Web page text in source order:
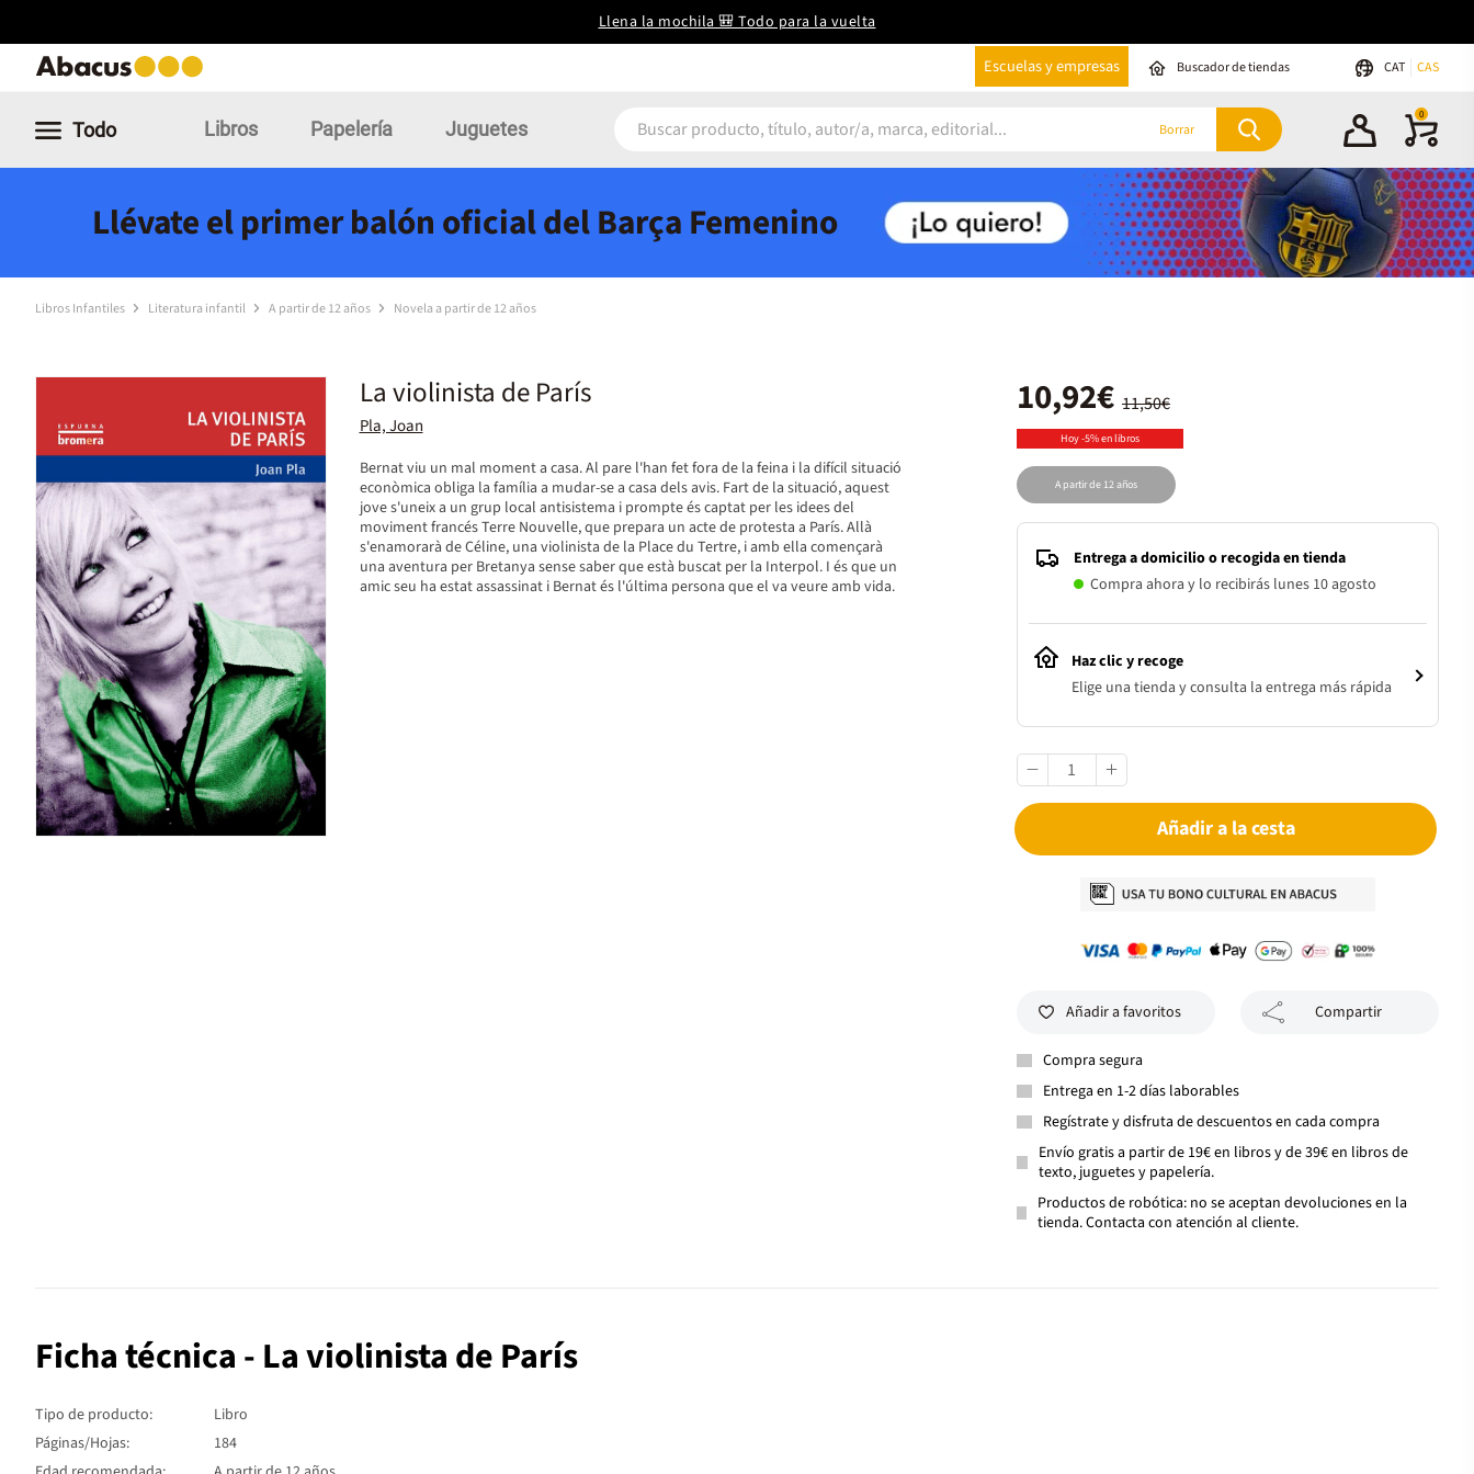
Llena la mochila 🎒 Todo para la vuelta
Escuelas y empresas Buscador de tiendas CAT CAS
Todo Libros Papelería Juguetes Borrar
0
Llévate el primer balón oficial del Barça Femenino
Libros Infantiles Literatura infantil A partir de 12 años Novela a partir de 12 años
La violinista de París
Pla, Joan
Bernat viu un mal moment a casa. Al pare l'han fet fora de la feina i la difícil situació
econòmica obliga la família a mudar-se a casa dels avis. Fart de la situació, aquest
jove s'uneix a un grup local antisistema i prompte és captat per les idees del
moviment francés Terre Nouvelle, que prepara un acte de protesta a París. Allà
s'enamorarà de Céline, una violinista de la Place du Tertre, i amb ella començarà
una aventura per Bretanya sense saber que està buscat per la Interpol. I és que un
amic seu ha estat assassinat i Bernat és l'última persona que el va veure amb vida.
11,50€
10,92€
Hoy -5% en libros
A partir de 12 años
Entrega a domicilio o recogida en tienda
Compra ahora y lo recibirás lunes 10 agosto
Haz clic y recoge
Elige una tienda y consulta la entrega más rápida
Añadir a la cesta
Añadir a favoritos Compartir
Compra segura
Entrega en 1-2 días laborables
Regístrate y disfruta de descuentos en cada compra
Envío gratis a partir de 19€ en libros y de 39€ en libros de
texto, juguetes y papelería.
Productos de robótica: no se aceptan devoluciones en la
tienda. Contacta con atención al cliente.
Ficha técnica - La violinista de París
Tipo de producto:
Libro
Páginas/Hojas:
184